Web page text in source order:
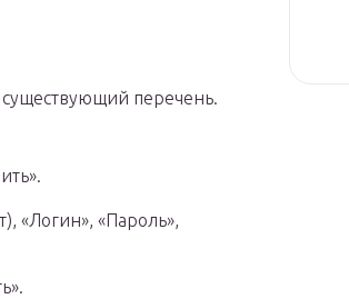
перечень.
«Логин», «Пароль»,